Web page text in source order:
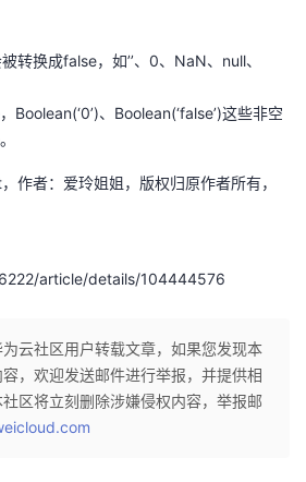
转换成false，如’’、0、NaN、null、
Boolean(‘0’)、Boolean(‘false’)这些非空
作者：爱玲姐姐，版权归原作者所有，
article/details/104444576
为云社区用户转载文章，如果您发现本
，欢迎发送邮件进行举报，并提供相
区将立刻删除涉嫌侵权内容，举报邮